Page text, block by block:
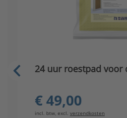
24 uur roestpad voor
€ 49,00
incl. btw, excl. verzendkosten